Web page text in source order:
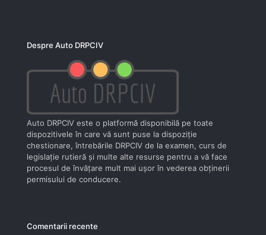
Despre Auto DRPCIV
Auto DRPCIV este o platformă disponibilă pe toate
dispozitivele în care vă sunt puse la dispoziţie
chestionare, întrebările DRPCIV de la examen, curs de
legislaţie rutieră şi multe alte resurse pentru a vă face
procesul de învăţare mult mai uşor în vederea obţinerii
permisului de conducere.
Comentarii recente